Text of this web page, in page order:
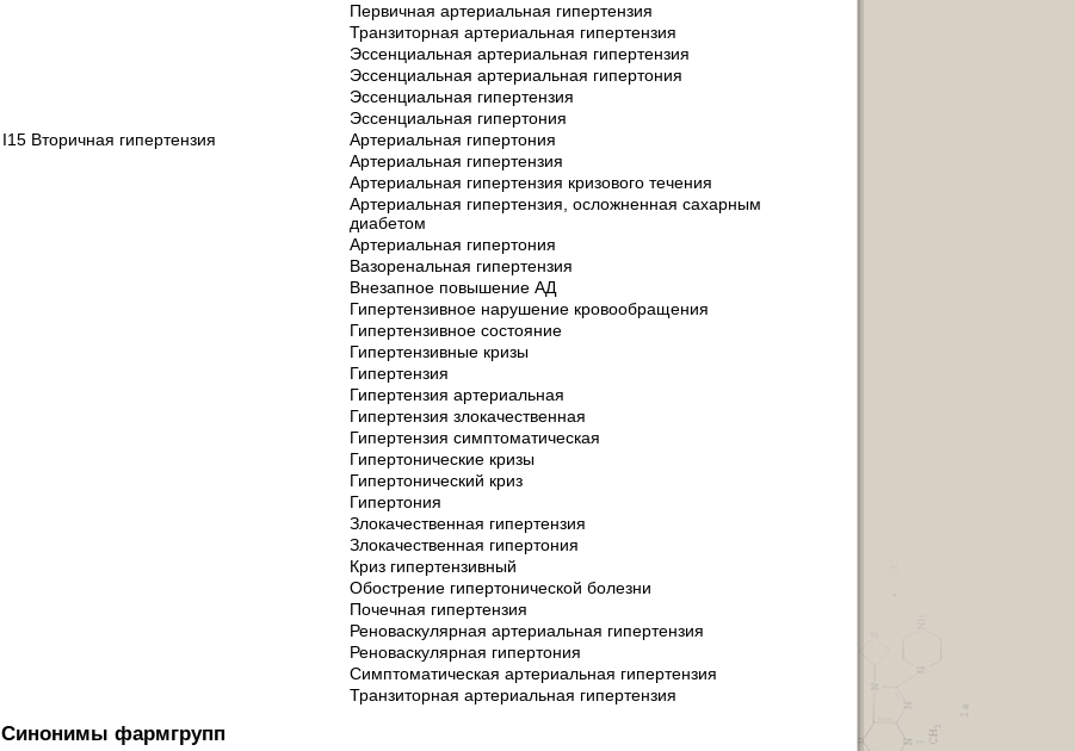
Первичная артериальная гипертензия
Транзиторная артериальная гипертензия
Эссенциальная артериальная гипертензия
Эссенциальная артериальная гипертония
Эссенциальная гипертензия
Эссенциальная гипертония
I15 Вторичная гипертензия
Артериальная гипертония
Артериальная гипертензия
Артериальная гипертензия кризового течения
Артериальная гипертензия, осложненная сахарным
диабетом
Артериальная гипертония
Вазоренальная гипертензия
Внезапное повышение АД
Гипертензивное нарушение кровообращения
Гипертензивное состояние
Гипертензивные кризы
Гипертензия
Гипертензия артериальная
Гипертензия злокачественная
Гипертензия симптоматическая
Гипертонические кризы
Гипертонический криз
Гипертония
Злокачественная гипертензия
Злокачественная гипертония
Криз гипертензивный
Обострение гипертонической болезни
Почечная гипертензия
Реноваскулярная артериальная гипертензия
Реноваскулярная гипертония
Симптоматическая артериальная гипертензия
Транзиторная артериальная гипертензия
Синонимы фармгрупп